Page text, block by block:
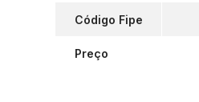
Código Fipe
Preço